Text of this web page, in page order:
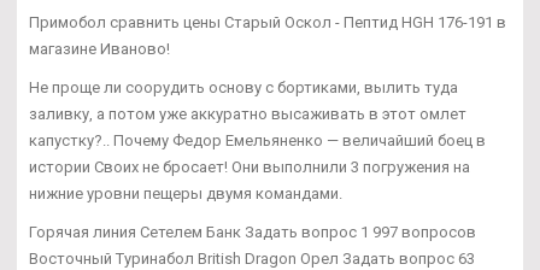
Примобол сравнить цены Старый Оскол - Пептид HGH 176-191 в
магазине Иваново!
Не проще ли соорудить основу с бортиками, вылить туда
заливку, а потом уже аккуратно высаживать в этот омлет
капустку?.. Почему Федор Емельяненко — величайший боец в
истории Своих не бросает! Они выполнили 3 погружения на
нижние уровни пещеры двумя командами.
Горячая линия Сетелем Банк Задать вопрос 1 997 вопросов
Восточный Туринабол British Dragon Орел Задать вопрос 63